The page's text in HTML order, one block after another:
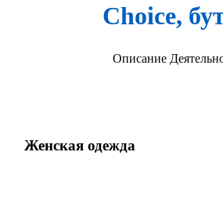
Choice,
Описание
Женская одежда